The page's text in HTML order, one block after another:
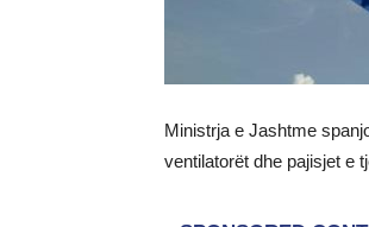
Ministrja e Jashtme
ventilatorët dhe pajisjet e